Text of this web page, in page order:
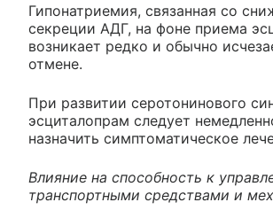
Гипонатриемия, связанная со
секреции АДГ, на фоне приема
возникает редко и обычно
отмене.
При развитии серотонинового
эсциталопрам следует
назначить симптоматическое
Влияние на способность к
транспортными средствами и